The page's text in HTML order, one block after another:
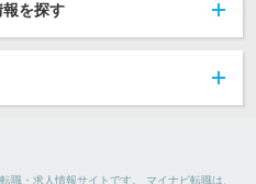
を探す
職・求人情報サイトです。 マイナビ転職は、